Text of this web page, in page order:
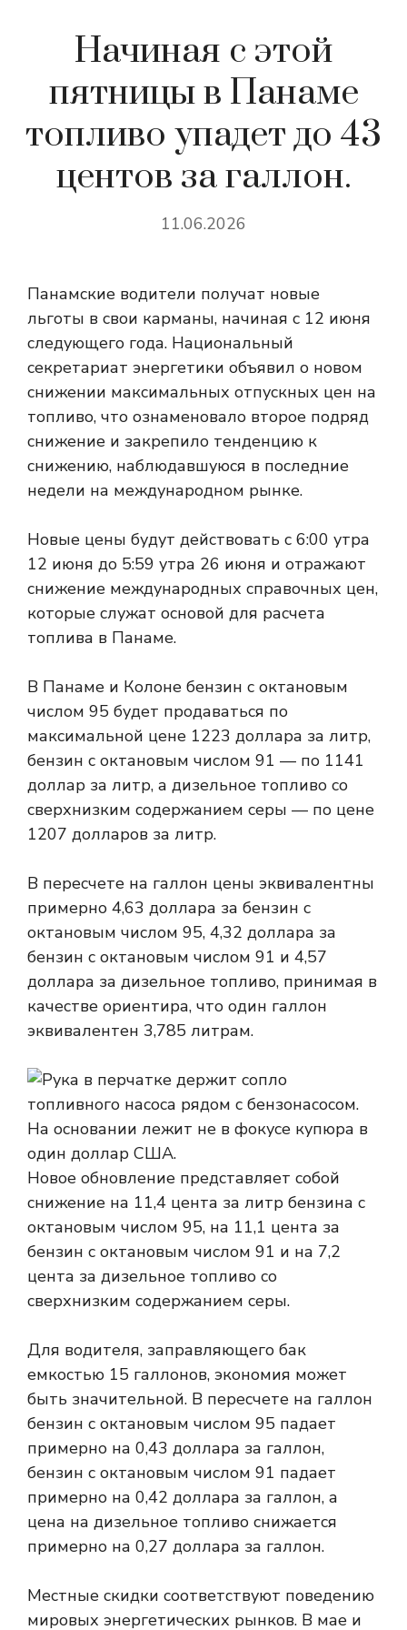
Начиная с этой
пятницы в Панаме
топливо упадет до 43
центов за галлон.
11.06.2026
Панамские водители получат новые
льготы в свои карманы, начиная с 12 июня
следующего года. Национальный
секретариат энергетики объявил о новом
снижении максимальных отпускных цен на
топливо, что ознаменовало второе подряд
снижение и закрепило тенденцию к
снижению, наблюдавшуюся в последние
недели на международном рынке.
Новые цены будут действовать с 6:00 утра
12 июня до 5:59 утра 26 июня и отражают
снижение международных справочных цен,
которые служат основой для расчета
топлива в Панаме.
В Панаме и Колоне бензин с октановым
числом 95 будет продаваться по
максимальной цене 1223 доллара за литр,
бензин с октановым числом 91 — по 1141
доллар за литр, а дизельное топливо со
сверхнизким содержанием серы — по цене
1207 долларов за литр.
В пересчете на галлон цены эквивалентны
примерно 4,63 доллара за бензин с
октановым числом 95, 4,32 доллара за
бензин с октановым числом 91 и 4,57
доллара за дизельное топливо, принимая в
качестве ориентира, что один галлон
эквивалентен 3,785 литрам.
Новое обновление представляет собой
снижение на 11,4 цента за литр бензина с
октановым числом 95, на 11,1 цента за
бензин с октановым числом 91 и на 7,2
цента за дизельное топливо со
сверхнизким содержанием серы.
Для водителя, заправляющего бак
емкостью 15 галлонов, экономия может
быть значительной. В пересчете на галлон
бензин с октановым числом 95 падает
примерно на 0,43 доллара за галлон,
бензин с октановым числом 91 падает
примерно на 0,42 доллара за галлон, а
цена на дизельное топливо снижается
примерно на 0,27 доллара за галлон.
Местные скидки соответствуют поведению
мировых энергетических рынков. В мае и